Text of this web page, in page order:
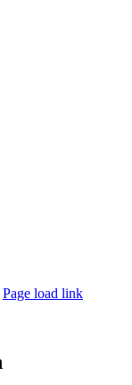
Page load link